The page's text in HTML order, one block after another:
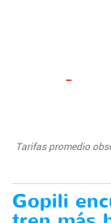
-
Tarifas promedio
Gopili